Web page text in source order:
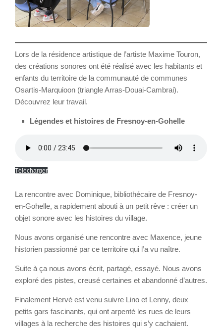
Lors de la résidence artistique de l’artiste Maxime Touron,
des créations sonores ont été réalisé avec les habitants et
enfants du territoire de la communauté de communes
Osartis-Marquioon (triangle Arras-Douai-Cambrai).
Découvrez leur travail.
Légendes et histoires de Fresnoy-en-Gohelle
Télécharger
La rencontre avec Dominique, bibliothécaire de Fresnoy-
en-Gohelle, a rapidement abouti à un petit rêve : créer un
objet sonore avec les histoires du village.
Nous avons organisé une rencontre avec Maxence, jeune
historien passionné par ce territoire qui l’a vu naître.
Suite à ça nous avons écrit, partagé, essayé. Nous avons
exploré des pistes, creusé certaines et abandonné d’autres.
Finalement Hervé est venu suivre Lino et Lenny, deux
petits gars fascinants, qui ont arpenté les rues de leurs
villages à la recherche des histoires qui s’y cachaient.